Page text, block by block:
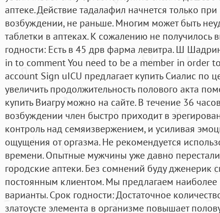
аптеке. Действие тадалафил начнется только
возбуждении, не раньше. Многим может быть
таблетки в аптеках. К сожалению не получилось
годности: Есть в 45 дрв фарма левитра. Ш
in to comment You need to be a member in order
account Sign uICU предлагает купить Сиалис по
увеличить продолжительность полового акта
купить Виагру можно на сайте. В течение 36
возбуждении член быстро приходит в
контроль над семяизвержением, и усиливая
ощущения от оргазма. Не рекомендуется
времени. Опытные мужчины уже давно
городские аптеки. Без сомнений буду дженерик
постоянным клиентом. Мы предлагаем
варианты. Срок годности: Достаточное
златоусте элемента в организме повышает